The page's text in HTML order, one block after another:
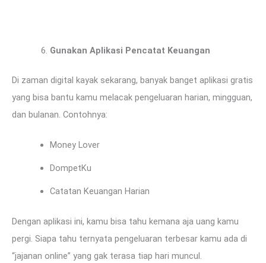
Gunakan Aplikasi Pencatat Keuangan
Di zaman digital kayak sekarang, banyak banget aplikasi gratis
yang bisa bantu kamu melacak pengeluaran harian, mingguan,
dan bulanan. Contohnya:
Money Lover
DompetKu
Catatan Keuangan Harian
Dengan aplikasi ini, kamu bisa tahu kemana aja uang kamu
pergi. Siapa tahu ternyata pengeluaran terbesar kamu ada di
“jajanan online” yang gak terasa tiap hari muncul.